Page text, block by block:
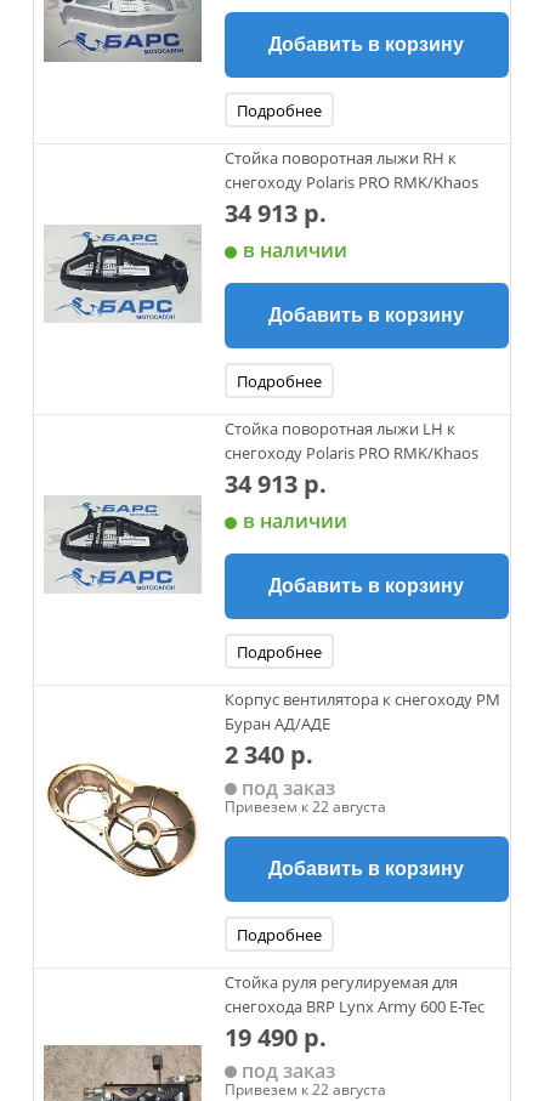
Добавить в корзину
Подробнее
Стойка поворотная лыжи RH к
снегоходу Polaris PRO RMK/Khaos
34 913 р.
в наличии
Добавить в корзину
Подробнее
Стойка поворотная лыжи LH к
снегоходу Polaris PRO RMK/Khaos
34 913 р.
в наличии
Добавить в корзину
Подробнее
Корпус вентилятора к снегоходу РМ
Буран АД/АДЕ
2 340 р.
под заказ
Привезем к 22 августа
Добавить в корзину
Подробнее
Стойка руля регулируемая для
снегохода BRP Lynx Army 600 E-Tec
19 490 р.
под заказ
Привезем к 22 августа